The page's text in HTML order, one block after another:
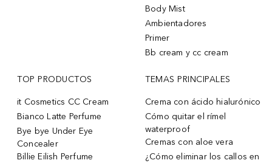
Body Mist
Ambientadores
Primer
Bb cream y cc cream
TOP PRODUCTOS
it Cosmetics CC Cream
Bianco Latte Perfume
Bye bye Under Eye
Concealer
Billie Eilish Perfume
TEMAS PRINCIPALES
Crema con ácido hialurónico
Cómo quitar el rímel
waterproof
Cremas con aloe vera
¿Cómo eliminar los callos en